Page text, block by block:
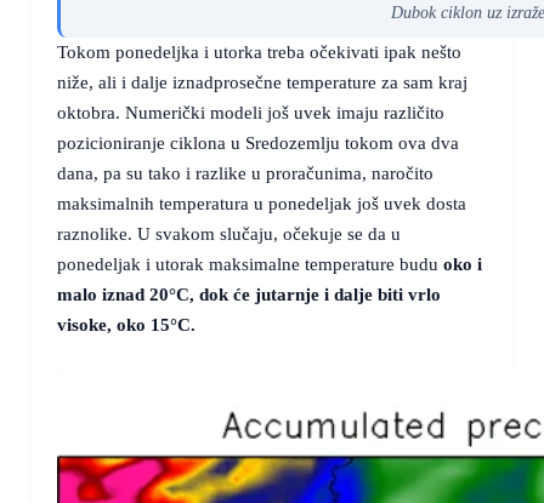
Dubok ciklon uz
Tokom ponedeljka i utorka treba očekivati ipak nešto
niže, ali i dalje iznadprosečne temperature za sam kraj
oktobra. Numerički modeli još uvek imaju različito
pozicioniranje ciklona u Sredozemlju tokom ova dva
dana, pa su tako i razlike u proračunima, naročito
maksimalnih temperatura u ponedeljak još uvek dosta
raznolike. U svakom slučaju, očekuje se da u
ponedeljak i utorak maksimalne temperature budu oko i
malo iznad 20°C, dok će jutarnje i dalje biti vrlo
visoke, oko 15°C.